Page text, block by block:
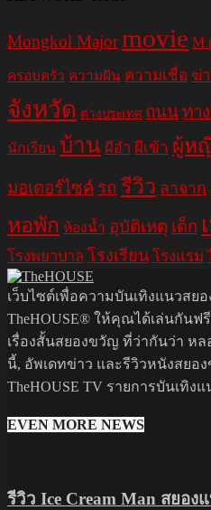
Mongkol Majormovie M
ครอบครัว ความฝัน ความเชื่อ ฆ่
จังหวัด ต่างประเทศ ถนนทา
นักเรียน บ้าน ผีอำ ผีเข้า ผู้ห
มอเตอร์ไซค์ รถ รีวิว ลาจาก
หอพัก ห้องน้ำ อุบัติเหตุ เด็ก
โรงพยาบาล โรงเรียน โรงแรม
เว็บไซต์เพื่อความบันเทิงแนวสย
TheHOUSE® ให้คุณได้เล่นกันฟ
เรื่องสั้นสยองขวัญ ที่ว่ากันว่า ห
นี้, อัพเดทข่าว และรีวิวหนังสยอ
TheHOUSE TV รายการบันเทิง
EVEN MORE NEWS
รีวิว Ice Cream Man สยอ